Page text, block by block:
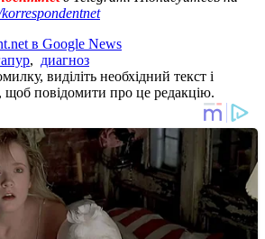
в Google News
, диагноз
виділіть необхідний текст і
щоб повідомити про це редакцію.